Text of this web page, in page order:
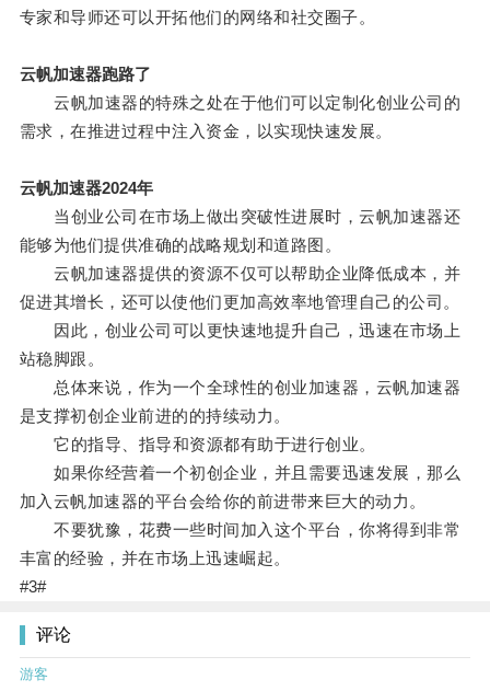
专家和导师还可以开拓他们的网络和社交圈子。
云帆加速器跑路了
云帆加速器的特殊之处在于他们可以定制化创业公司的
需求，在推进过程中注入资金，以实现快速发展。
云帆加速器2024年
当创业公司在市场上做出突破性进展时，云帆加速器还
能够为他们提供准确的战略规划和道路图。
云帆加速器提供的资源不仅可以帮助企业降低成本，并
促进其增长，还可以使他们更加高效率地管理自己的公司。
因此，创业公司可以更快速地提升自己，迅速在市场上
站稳脚跟。
总体来说，作为一个全球性的创业加速器，云帆加速器
是支撑初创企业前进的的持续动力。
它的指导、指导和资源都有助于进行创业。
如果你经营着一个初创企业，并且需要迅速发展，那么
加入云帆加速器的平台会给你的前进带来巨大的动力。
不要犹豫，花费一些时间加入这个平台，你将得到非常
丰富的经验，并在市场上迅速崛起。
#3#
评论
游客